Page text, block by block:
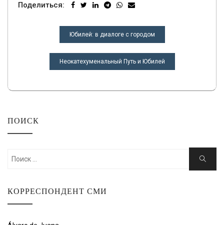
Поделиться:
НАВИГАЦИЯ
ЗАПИСЯМ
Юбилей: в диалоге с городом
Неокатехуменальный Путь и Юбилей
ПОИСК
Искать:
Поиск
КОРРЕСПОНДЕНТ СМИ